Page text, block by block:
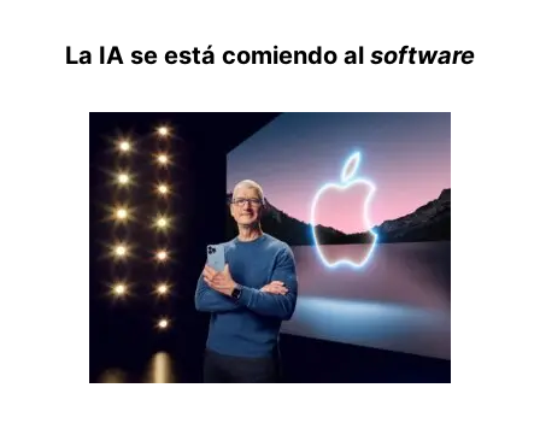
La IA se está comiendo al software